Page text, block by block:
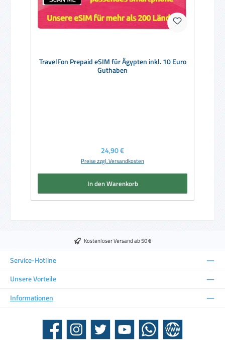
TravelFon Prepaid eSIM für Ägypten inkl. 10 Euro
Guthaben
Regulärer Preis:
24,90 €
Preise zzgl. Versandkosten
In den Warenkorb
Kostenloser Versand ab 50 €
Service-Hotline
Unsere Vorteile
Informationen
Facebook Instagram Twitter YouTube WhatsApp Website